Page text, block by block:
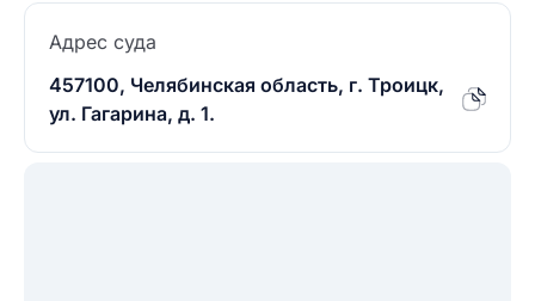
Адрес суда
457100, Челябинская область, г. Троицк,
ул. Гагарина, д. 1.